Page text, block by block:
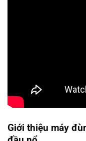
Giới thiệu máy